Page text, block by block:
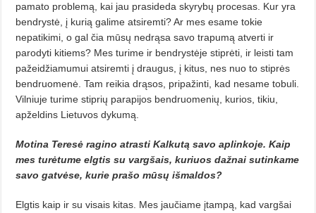
pamato problemą, kai jau prasideda skyrybų procesas. Kur yra
bendrystė, į kurią galime atsiremti? Ar mes esame tokie
nepatikimi, o gal čia mūsų nedrąsa savo trapumą atverti ir
parodyti kitiems? Mes turime ir bendrystėje stiprėti, ir leisti tam
pažeidžiamumui atsiremti į draugus, į kitus, nes nuo to stiprės
bendruomenė. Tam reikia drąsos, pripažinti, kad nesame tobuli.
Vilniuje turime stiprių parapijos bendruomenių, kurios, tikiu,
apželdins Lietuvos dykumą.
Motina Teresė ragino atrasti Kalkutą savo aplinkoje. Kaip
mes turėtume elgtis su vargšais, kuriuos dažnai sutinkame
savo gatvėse, kurie prašo mūsų išmaldos?
Elgtis kaip ir su visais kitas. Mes jaučiame įtampą, kad vargšai